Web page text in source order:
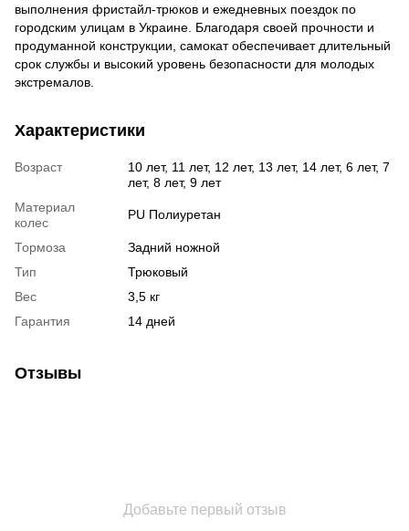
выполнения фристайл-трюков и ежедневных поездок по
городским улицам в Украине. Благодаря своей прочности и
продуманной конструкции, самокат обеспечивает длительный
срок службы и высокий уровень безопасности для молодых
экстремалов.
Характеристики
Возраст
10 лет, 11 лет, 12 лет, 13 лет, 14 лет, 6 лет, 7
лет, 8 лет, 9 лет
Материал
колес
PU Полиуретан
Тормоза
Задний ножной
Тип
Трюковый
Вес
3,5 кг
Гарантия
14 дней
Отзывы
Добавьте первый отзыв